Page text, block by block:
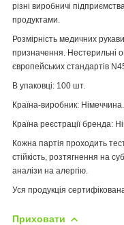
різні виробничі
продуктами.
Розмірність медичних
призначення. Нестерильні
європейських стандартів
В упаковці: 100 шт.
Країна-виробник: Німеччина.
Країна реєстрації бренда:
Кожна партія проходить
стійкість, розтягнення на
аналізи на алергію.
Уся продукція
Приховати